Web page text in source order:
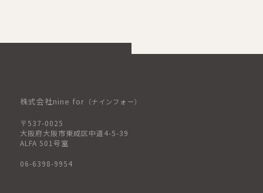
株式会社nine for （ナインフォー）
〒537-0025
大阪府大阪市東成区中道4-5-39
ALFA 501号室
06-6398-9954